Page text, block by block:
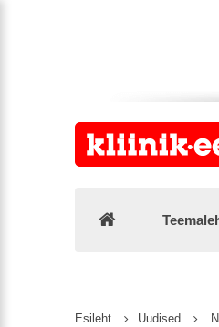
Esileht Uudised